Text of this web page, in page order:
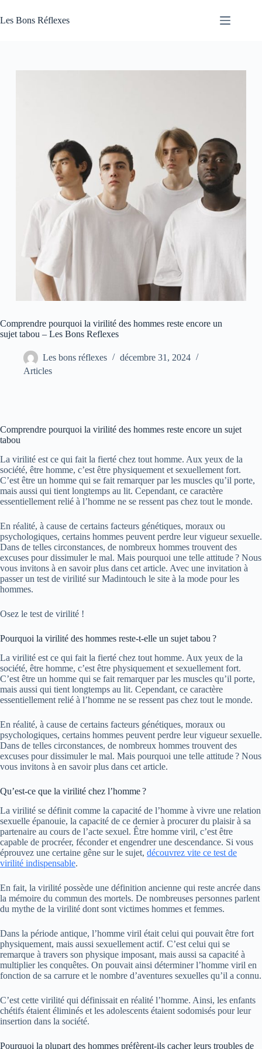
au
contenu
Les Bons Réflexes
Comprendre pourquoi la virilité des hommes reste encore un
sujet tabou – Les Bons Reflexes
Les bons réflexes
décembre 31, 2024
Articles
Comprendre pourquoi la virilité des hommes reste encore un sujet
tabou
La virilité est ce qui fait la fierté chez tout homme. Aux yeux de la
société, être homme, c’est être physiquement et sexuellement fort.
C’est être un homme qui se fait remarquer par les muscles qu’il porte,
mais aussi qui tient longtemps au lit. Cependant, ce caractère
essentiellement relié à l’homme ne se ressent pas chez tout le monde.
En réalité, à cause de certains facteurs génétiques, moraux ou
psychologiques, certains hommes peuvent perdre leur vigueur sexuelle.
Dans de telles circonstances, de nombreux hommes trouvent des
excuses pour dissimuler le mal. Mais pourquoi une telle attitude ? Nous
vous invitons à en savoir plus dans cet article. Avec une invitation à
passer un test de virilité sur Madintouch le site à la mode pour les
hommes.
Osez le test de virilité !
Pourquoi la virilité des hommes reste-t-elle un sujet tabou ?
La virilité est ce qui fait la fierté chez tout homme. Aux yeux de la
société, être homme, c’est être physiquement et sexuellement fort.
C’est être un homme qui se fait remarquer par les muscles qu’il porte,
mais aussi qui tient longtemps au lit. Cependant, ce caractère
essentiellement relié à l’homme ne se ressent pas chez tout le monde.
En réalité, à cause de certains facteurs génétiques, moraux ou
psychologiques, certains hommes peuvent perdre leur vigueur sexuelle.
Dans de telles circonstances, de nombreux hommes trouvent des
excuses pour dissimuler le mal. Mais pourquoi une telle attitude ? Nous
vous invitons à en savoir plus dans cet article.
Qu’est-ce que la virilité chez l’homme ?
La virilité se définit comme la capacité de l’homme à vivre une relation
sexuelle épanouie, la capacité de ce dernier à procurer du plaisir à sa
partenaire au cours de l’acte sexuel. Être homme viril, c’est être
capable de procréer, féconder et engendrer une descendance. Si vous
éprouvez une certaine gêne sur le sujet, découvrez vite ce test de
virilité indispensable.
En fait, la virilité possède une définition ancienne qui reste ancrée dans
la mémoire du commun des mortels. De nombreuses personnes parlent
du mythe de la virilité dont sont victimes hommes et femmes.
Dans la période antique, l’homme viril était celui qui pouvait être fort
physiquement, mais aussi sexuellement actif. C’est celui qui se
remarque à travers son physique imposant, mais aussi sa capacité à
multiplier les conquêtes. On pouvait ainsi déterminer l’homme viril en
fonction de sa carrure et le nombre d’aventures sexuelles qu’il a connu.
C’est cette virilité qui définissait en réalité l’homme. Ainsi, les enfants
chétifs étaient éliminés et les adolescents étaient sodomisés pour leur
insertion dans la société.
Pourquoi la plupart des hommes préfèrent-ils cacher leurs troubles de